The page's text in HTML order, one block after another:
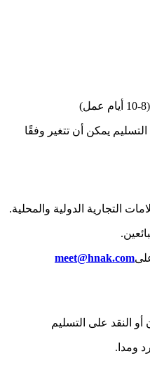
التسليم يمكن أن تتغير وفقًا
التجارية الدولية والمحلية.
meet@hnak.com
أو النقد على التسليم
ومدا.